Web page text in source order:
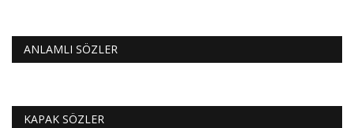
ANLAMLI SÖZLER
KAPAK SÖZLER